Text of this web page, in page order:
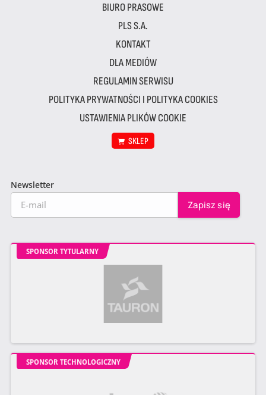
BIURO PRASOWE
PLS S.A.
KONTAKT
DLA MEDIÓW
REGULAMIN SERWISU
POLITYKA PRYWATNOŚCI I POLITYKA COOKIES
USTAWIENIA PLIKÓW COOKIE
SKLEP
Newsletter
SPONSOR TYTULARNY
SPONSOR TECHNOLOGICZNY